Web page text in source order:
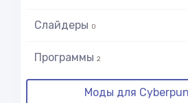
Слайдеры 0
Программы 2
Моды для